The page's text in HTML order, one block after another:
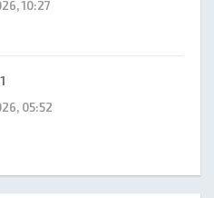
10:27
05:52